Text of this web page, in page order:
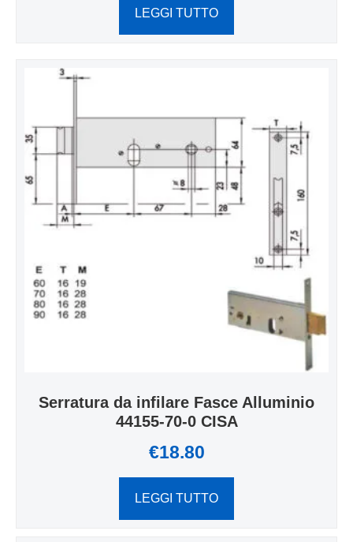
LEGGI TUTTO
Serratura da infilare Fasce Alluminio
44155-70-0 CISA
€18.80
LEGGI TUTTO